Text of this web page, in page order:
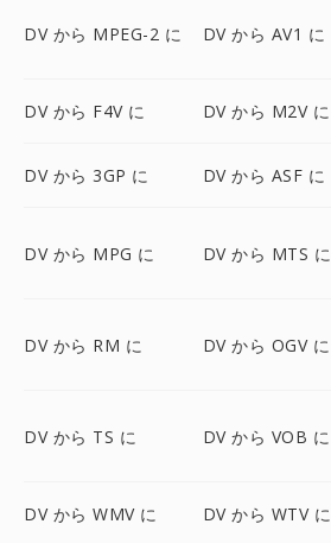
DV から MPEG-2 に DV から AV1 に
DV から F4V に DV から M2V に
DV から 3GP に DV から ASF に
DV から MPG に DV から MTS に
DV から RM に DV から OGV に
DV から TS に DV から VOB に
DV から WMV に DV から WTV に